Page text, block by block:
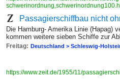
Passagierschiffbau nicht
Die Hamburg- Amerika Linie (Hapag)
kommen weitere sieben Schiffe zur
Freitag: Deutschland > Schleswig-
https://www.zeit.de/1955/11/